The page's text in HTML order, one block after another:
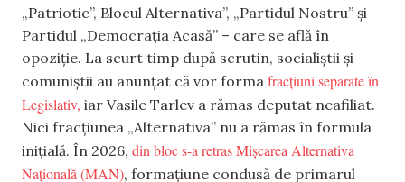
„Patriotic”, Blocul Alternativa”, „Partidul Nostru” și
Partidul „Democrația Acasă” – care se află în
opoziție. La scurt timp după scrutin, socialiștii și
comuniștii au anunțat că vor forma fracțiuni separate în
Legislativ, iar Vasile Tarlev a rămas deputat neafiliat.
Nici fracțiunea „Alternativa” nu a rămas în formula
inițială. În 2026, din bloc s-a retras Mișcarea Alternativa
Națională (MAN), formațiune condusă de primarul